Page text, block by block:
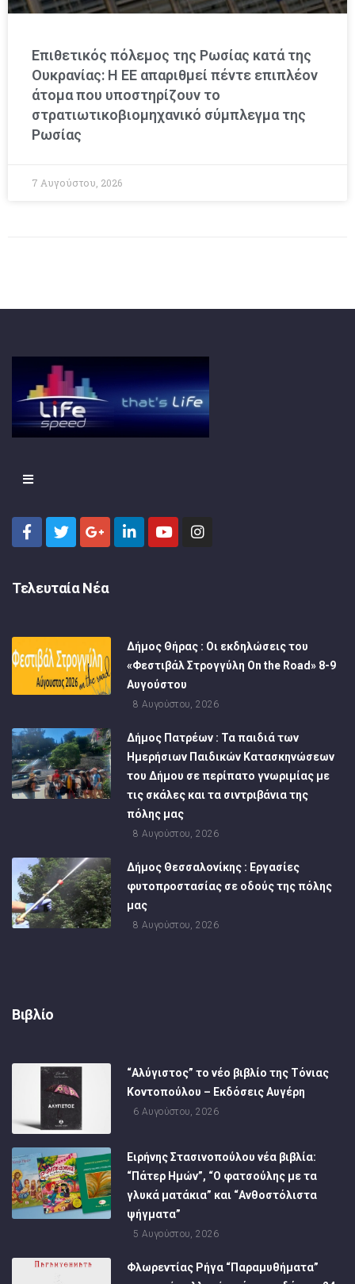
Επιθετικός πόλεμος της Ρωσίας κατά της
Ουκρανίας: Η ΕΕ απαριθμεί πέντε επιπλέον
άτομα που υποστηρίζουν το
στρατιωτικοβιομηχανικό σύμπλεγμα της
Ρωσίας
7 Αυγούστου, 2026
Τελευταία Νέα
Δήμος Θήρας : Οι εκδηλώσεις του
«Φεστιβάλ Στρογγύλη On the Road» 8-9
Αυγούστου
8 Αυγούστου, 2026
Δήμος Πατρέων : Τα παιδιά των
Ημερήσιων Παιδικών Κατασκηνώσεων
του Δήμου σε περίπατο γνωριμίας με
τις σκάλες και τα σιντριβάνια της
πόλης μας
8 Αυγούστου, 2026
Δήμος Θεσσαλονίκης : Εργασίες
φυτοπροστασίας σε οδούς της πόλης
μας
8 Αυγούστου, 2026
Βιβλίο
“Αλύγιστος” το νέο βιβλίο της Τόνιας
Κοντοπούλου – Εκδόσεις Αυγέρη
6 Αυγούστου, 2026
Ειρήνης Στασινοπούλου νέα βιβλία:
“Πάτερ Ημών”, “Ο φατσούλης με τα
γλυκά ματάκια” και “Ανθοστόλιστα
ψήγματα”
5 Αυγούστου, 2026
Φλωρεντίας Ρήγα “Παραμυθήματα”